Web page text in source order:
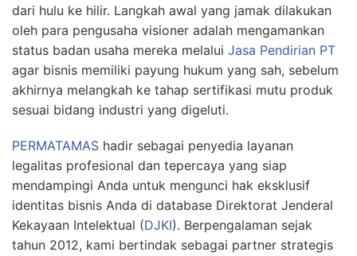
dari hulu ke hilir. Langkah awal yang jamak dilakukan
oleh para pengusaha visioner adalah mengamankan
status badan usaha mereka melalui Jasa Pendirian PT
agar bisnis memiliki payung hukum yang sah, sebelum
akhirnya melangkah ke tahap sertifikasi mutu produk
sesuai bidang industri yang digeluti.
PERMATAMAS hadir sebagai penyedia layanan
legalitas profesional dan tepercaya yang siap
mendampingi Anda untuk mengunci hak eksklusif
identitas bisnis Anda di database Direktorat Jenderal
Kekayaan Intelektual (DJKI). Berpengalaman sejak
tahun 2012, kami bertindak sebagai partner strategis